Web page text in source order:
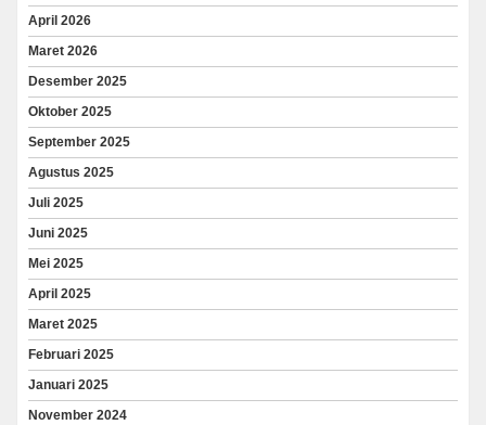
April 2026
Maret 2026
Desember 2025
Oktober 2025
September 2025
Agustus 2025
Juli 2025
Juni 2025
Mei 2025
April 2025
Maret 2025
Februari 2025
Januari 2025
November 2024